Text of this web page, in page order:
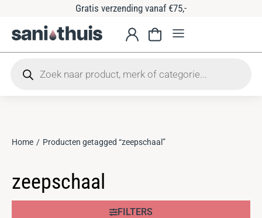
Gratis verzending vanaf €75,-
Je bent hier:
Home Producten getagged “zeepschaal”
zeepschaal
FILTERS